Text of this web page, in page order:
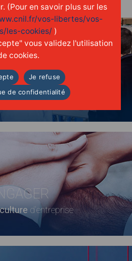
dedemain
culture d'entreprise
(Pour en savoir plus sur les
vos-libertes/vos-
les-cookies/ )
vous validez l'utilisation
cookies.
Je refuse
de confidentialité